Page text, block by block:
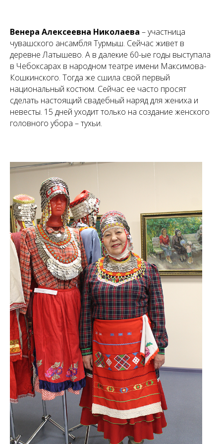
Венера Алексеевна Николаева – участница
чувашского ансамбля Турмыш. Сейчас живет в
деревне Латышево. А в далекие 60-ые годы выступала
в Чебоксарах в народном театре имени Максимова-
Кошкинского. Тогда же сшила свой первый
национальный костюм. Сейчас ее часто просят
сделать настоящий свадебный наряд для жениха и
невесты. 15 дней уходит только на создание женского
головного убора – тухьи.